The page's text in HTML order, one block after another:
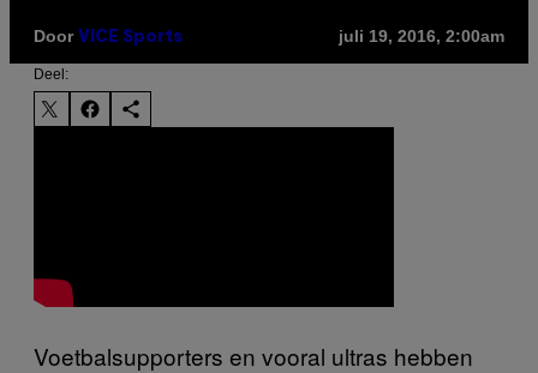
Door VICE Sports juli 19, 2016, 2:00am
Deel:
Voetbalsupporters en vooral ultras hebben